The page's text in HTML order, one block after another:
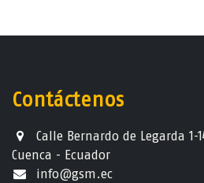
Contáctenos
Calle Bernardo de Legarda
Cuenca - Ecuador
info@gsm.ec​